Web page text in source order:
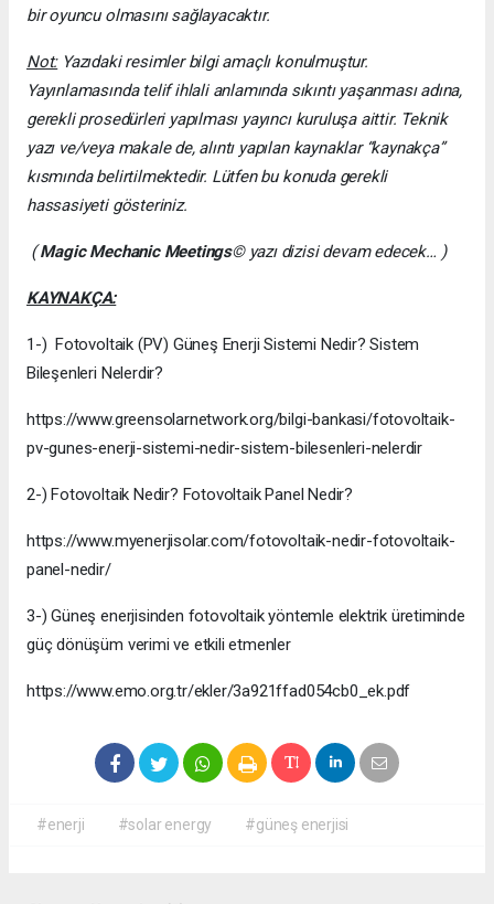
bir oyuncu olmasını sağlayacaktır.
Not:Yazıdaki resimler bilgi amaçlı konulmuştur.
Yayınlamasında telif ihlali anlamında sıkıntı yaşanması adına,
gerekli prosedürleri yapılması yayıncı kuruluşa aittir. Teknik
yazı ve/veya makale de, alıntı yapılan kaynaklar “kaynakça”
kısmında belirtilmektedir. Lütfen bu konuda gerekli
hassasiyeti gösteriniz.
(Magic Mechanic Meetings© yazı dizisi devam edecek… )
KAYNAKÇA:
1-) Fotovoltaik (PV) Güneş Enerji Sistemi Nedir? Sistem
Bileşenleri Nelerdir?
https://www.greensolarnetwork.org/bilgi-bankasi/fotovoltaik-
pv-gunes-enerji-sistemi-nedir-sistem-bilesenleri-nelerdir
2-) Fotovoltaik Nedir? Fotovoltaik Panel Nedir?
https://www.myenerjisolar.com/fotovoltaik-nedir-fotovoltaik-
panel-nedir/
3-) Güneş enerjisinden fotovoltaik yöntemle elektrik üretiminde
güç dönüşüm verimi ve etkili etmenler
https://www.emo.org.tr/ekler/3a921ffad054cb0_ek.pdf
#enerji #solar energy #güneş enerjisi